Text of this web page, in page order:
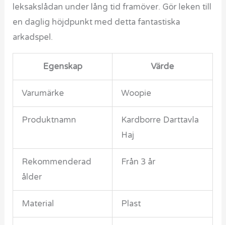
leksakslådan under lång tid framöver. Gör leken till
en daglig höjdpunkt med detta fantastiska
arkadspel.
Egenskap Värde
Varumärke Woopie
Produktnamn
Kardborre Darttavla
Haj
Rekommenderad
ålder
Från 3 år
Material Plast